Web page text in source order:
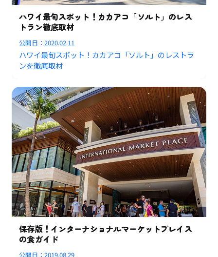
ハワイ最旬スポット！カカアコ「ソルト」のレス
トラン徹底取材
公開日：2020.02.11
ハワイ最旬スポット！カカアコ「ソルト」のレストラ
ンを徹底取材
保存版！インターナショナルマーケットプレイス
の食ガイド
公開日：2019.08.29